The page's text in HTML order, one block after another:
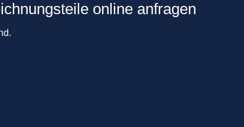
online anfragen